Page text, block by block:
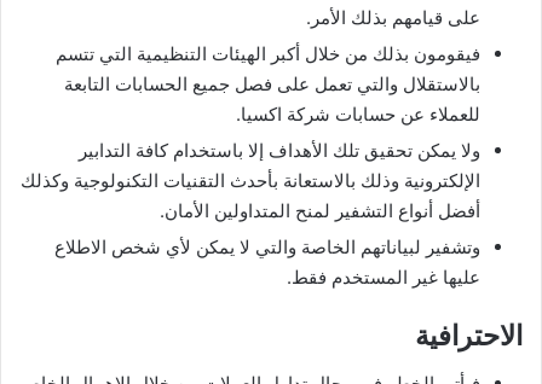
على قيامهم بذلك الأمر.
فيقومون بذلك من خلال أكبر الهيئات التنظيمية التي تتسم
بالاستقلال والتي تعمل على فصل جميع الحسابات التابعة
للعملاء عن حسابات شركة اكسيا.
ولا يمكن تحقيق تلك الأهداف إلا باستخدام كافة التدابير
الإلكترونية وذلك بالاستعانة بأحدث التقنيات التكنولوجية وكذلك
أفضل أنواع التشفير لمنح المتداولين الأمان.
وتشفير لبياناتهم الخاصة والتي لا يمكن لأي شخص الاطلاع
عليها غير المستخدم فقط.
الاحترافية